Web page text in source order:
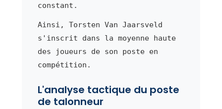
constant.
Ainsi, Torsten Van Jaarsveld
s'inscrit dans la moyenne haute
des joueurs de son poste en
compétition.
L'analyse tactique du poste
de talonneur